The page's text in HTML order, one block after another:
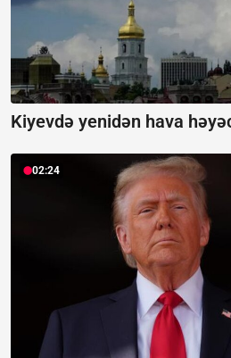
Kiyevdə yenidən hava
02:24